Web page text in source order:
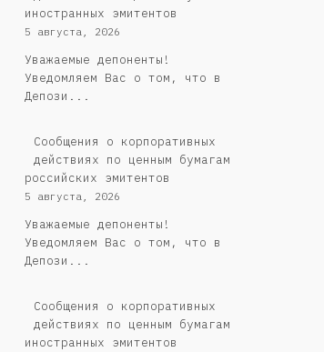
иностранных эмитентов
5 августа, 2026
Уважаемые депоненты!
Уведомляем Вас о том, что в
Депози...
Cообщения о корпоративных
действиях по ценным бумагам
российских эмитентов
5 августа, 2026
Уважаемые депоненты!
Уведомляем Вас о том, что в
Депози...
Сообщения о корпоративных
действиях по ценным бумагам
иностранных эмитентов